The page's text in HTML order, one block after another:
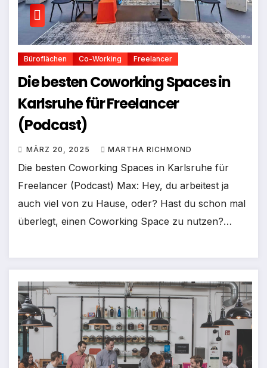
Büroflächen Co-Working Freelancer
Die besten Coworking Spaces in
Karlsruhe für Freelancer
(Podcast)
MÄRZ 20, 2025 MARTHA RICHMOND
Die besten Coworking Spaces in Karlsruhe für
Freelancer (Podcast) Max: Hey, du arbeitest ja
auch viel von zu Hause, oder? Hast du schon mal
überlegt, einen Coworking Space zu nutzen?…